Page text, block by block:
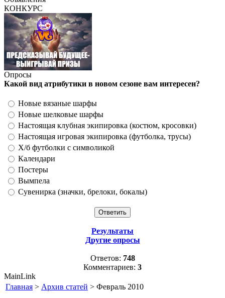
КОНКУРС
Опросы
Какой вид атрибутики в новом сезоне вам интересен?
Новые вязаные шарфы
Новые шелковые шарфы
Настоящая клубная экипировка (костюм, кросовки)
Настоящая игровая экипировка (футболка, трусы)
Х/б футболки с символикой
Календари
Постеры
Вымпела
Сувенирка (значки, брелоки, бокалы)
Результаты
Другие опросы
Ответов: 748
Комментариев: 3
MainLink
Главная > Архив статей > Февраль 2010